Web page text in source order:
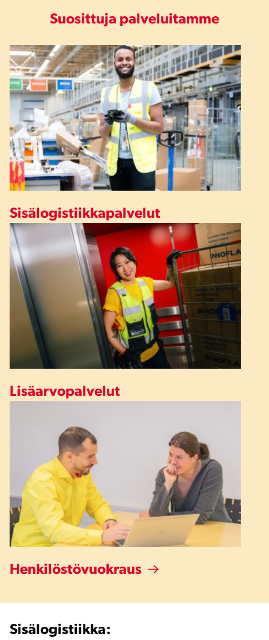
Suosittuja palveluitamme
Sisälogistiikkapalvelut
Lisäarvopalvelut
Henkilöstövuokraus
Sisälogistiikka: